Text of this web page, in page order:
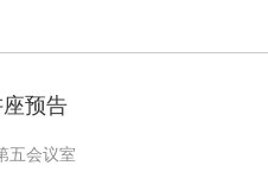
预告
五会议室